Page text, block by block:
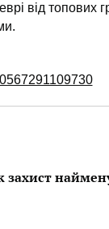
від топових
захист